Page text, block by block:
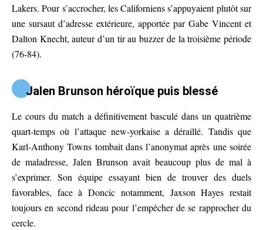
Lakers. Pour s’accrocher, les Californiens s’appuyaient plutôt sur
une sursaut d’adresse extérieure, apportée par Gabe Vincent et
Dalton Knecht, auteur d’un tir au buzzer de la troisième période
(76-84).
Jalen Brunson héroïque puis blessé
Le cours du match a définitivement basculé dans un quatrième
quart-temps où l’attaque new-yorkaise a déraillé. Tandis que
Karl-Anthony Towns tombait dans l’anonymat après une soirée
de maladresse, Jalen Brunson avait beaucoup plus de mal à
s’exprimer. Son équipe essayant bien de trouver des duels
favorables, face à Doncic notamment, Jaxson Hayes restait
toujours en second rideau pour l’empêcher de se rapprocher du
cercle.